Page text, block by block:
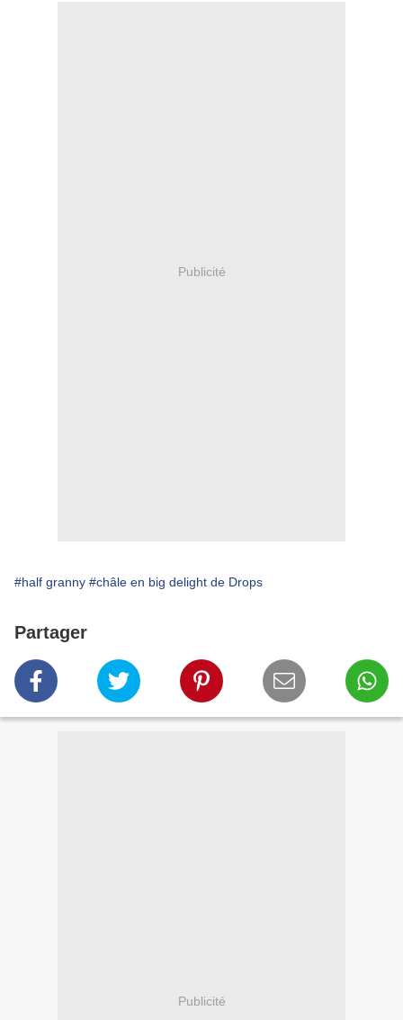
Publicité
#half granny #châle en big delight de Drops
Partager
Publicité